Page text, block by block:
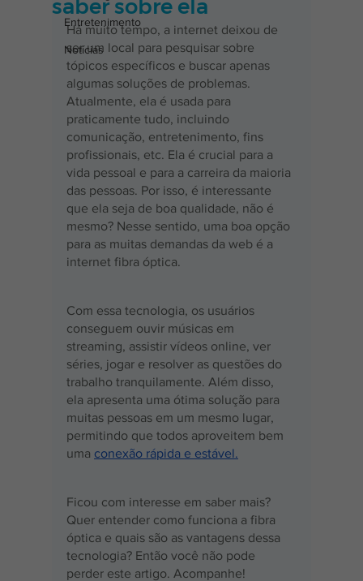
Entretenimento
Notícias
saber sobre ela
Há muito tempo, a internet deixou de
ser um local para pesquisar sobre
tópicos específicos e buscar apenas
algumas soluções de problemas.
Atualmente, ela é usada para
praticamente tudo, incluindo
comunicação, entretenimento, fins
profissionais, etc. Ela é crucial para a
vida pessoal e para a carreira da maioria
das pessoas. Por isso, é interessante
que ela seja de boa qualidade, não é
mesmo? Nesse sentido, uma boa opção
para as muitas demandas da web é a
internet fibra óptica.
Com essa tecnologia, os usuários
conseguem ouvir músicas em
streaming, assistir vídeos online, ver
séries, jogar e resolver as questões do
trabalho tranquilamente. Além disso,
ela apresenta uma ótima solução para
muitas pessoas em um mesmo lugar,
permitindo que todos aproveitem bem
uma conexão rápida e estável.
Ficou com interesse em saber mais?
Quer entender como funciona a fibra
óptica e quais são as vantagens dessa
tecnologia? Então você não pode
perder este artigo. Acompanhe!